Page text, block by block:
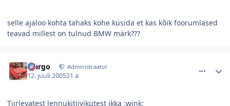
selle ajaloo kohta tahaks kohe küsida et kas kõik foorumlased
teavad millest on tulnud BMW märk???
Margo Administraator
12. juuli 200521 a
Tiirlevatest lennukitiivikutest ikka :wink: